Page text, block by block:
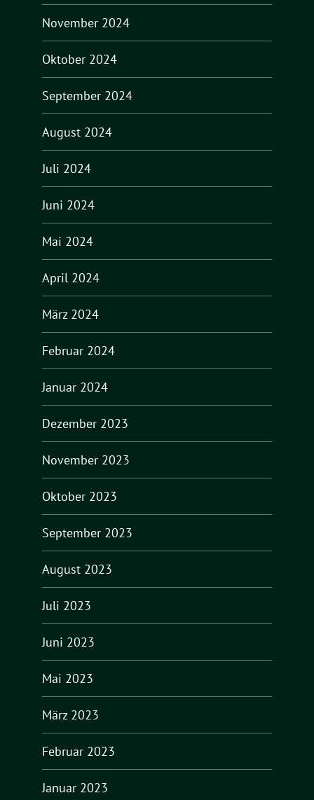
November 2024
Oktober 2024
September 2024
August 2024
Juli 2024
Juni 2024
Mai 2024
April 2024
März 2024
Februar 2024
Januar 2024
Dezember 2023
November 2023
Oktober 2023
September 2023
August 2023
Juli 2023
Juni 2023
Mai 2023
März 2023
Februar 2023
Januar 2023